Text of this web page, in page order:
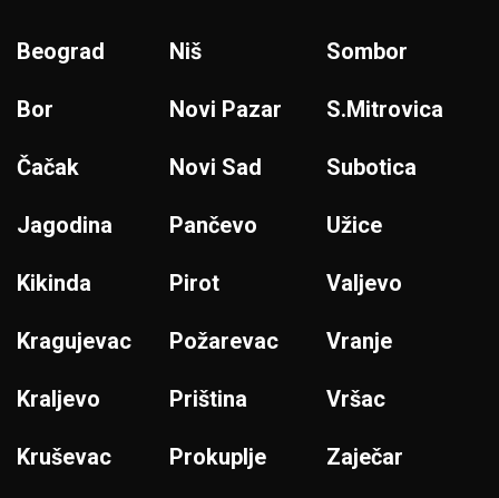
Beograd
Bor
Čačak
Jagodina
Kikinda
Kragujevac
Kraljevo
Kruševac
Niš
Novi Pazar
Novi Sad
Pančevo
Pirot
Požarevac
Priština
Prokuplje
Sombor
S.Mitrovica
Subotica
Užice
Valjevo
Vranje
Vršac
Zaječar